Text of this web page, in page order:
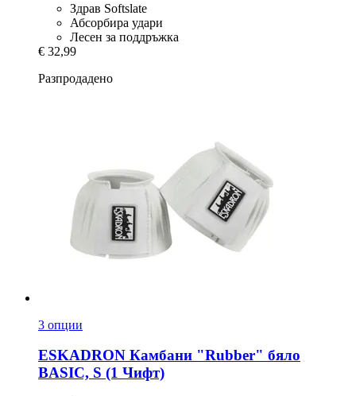
Здрав Softslate
Абсорбира удари
Лесен за поддръжка
€ 32,99
Разпродадено
3 опции
ESKADRON Камбани "Rubber" бяло
BASIC, S (1 Чифт)